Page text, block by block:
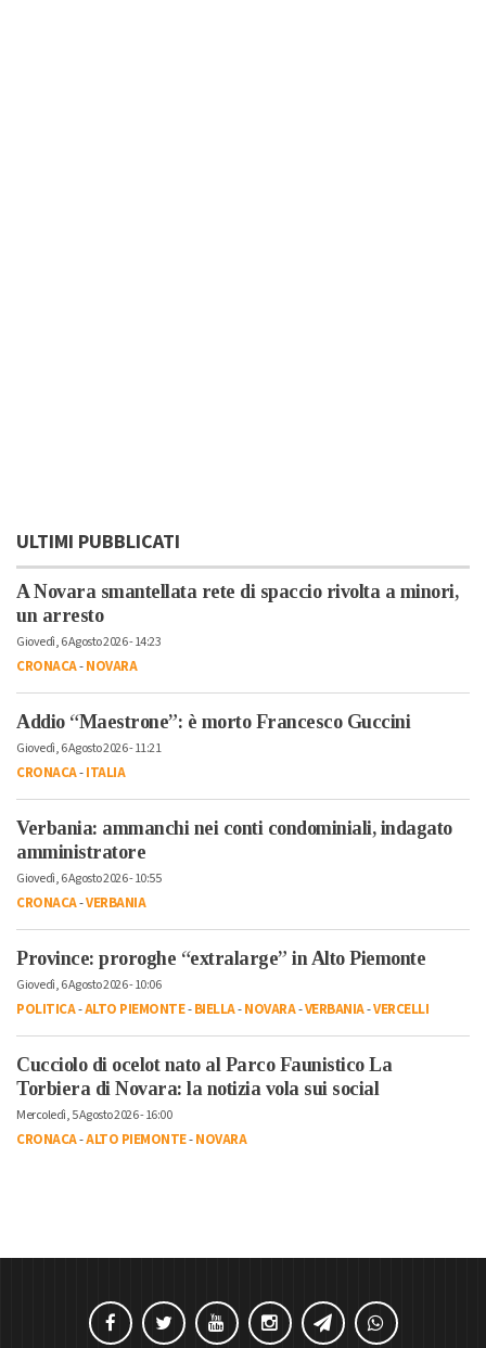
ULTIMI PUBBLICATI
A Novara smantellata rete di spaccio rivolta a minori,
un arresto
Giovedì, 6 Agosto 2026 - 14:23
CRONACA-NOVARA
Addio “Maestrone”: è morto Francesco Guccini
Giovedì, 6 Agosto 2026 - 11:21
CRONACA-ITALIA
Verbania: ammanchi nei conti condominiali, indagato
amministratore
Giovedì, 6 Agosto 2026 - 10:55
CRONACA-VERBANIA
Province: proroghe “extralarge” in Alto Piemonte
Giovedì, 6 Agosto 2026 - 10:06
POLITICA-ALTO PIEMONTE-BIELLA-NOVARA-VERBANIA-VERCELLI
Cucciolo di ocelot nato al Parco Faunistico La
Torbiera di Novara: la notizia vola sui social
Mercoledì, 5 Agosto 2026 - 16:00
CRONACA-ALTO PIEMONTE-NOVARA